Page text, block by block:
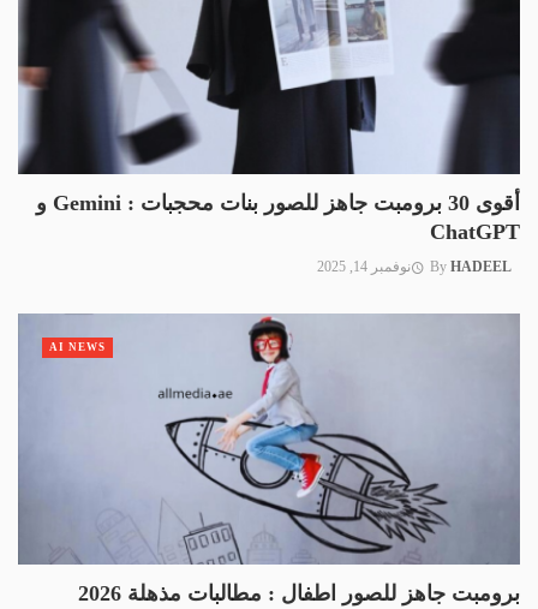
أقوى 30 برومبت جاهز للصور بنات محجبات : Gemini و
ChatGPT
By HADEEL نوفمبر 14, 2025
برومبت جاهز للصور اطفال : مطالبات مذهلة 2026
AI NEWS